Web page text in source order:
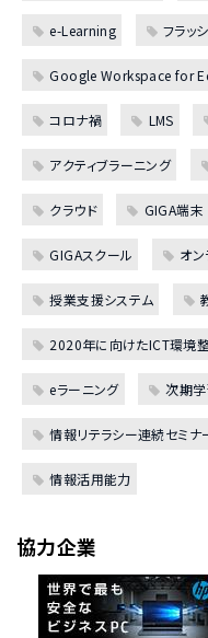
e-Learning フラッ
Google Workspace for
コロナ禍 LMS
アクティブラーニング
クラウド GIGA端末
GIGAスクール オ
授業支援システム
2020年に向けたICT環境
eラーニング 次期
情報リテラシー連続セミナ
情報活用能力
協力企業